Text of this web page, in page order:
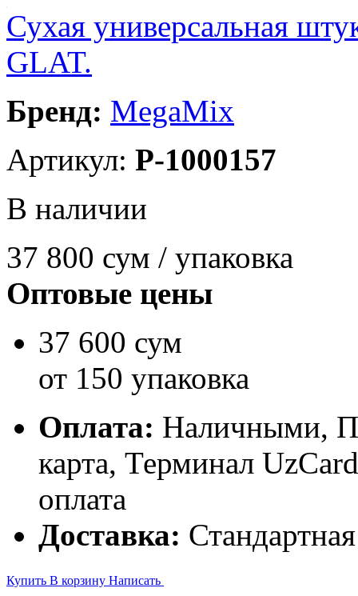
Сухая универсальная
GLAT.
Бренд: MegaMix
Артикул: P-1000157
В наличии
37 800 сум / упаковка
Оптовые цены
37 600 сум
от 150 упаковка
Оплата: Наличными,
карта, Терминал
оплата
Доставка:
Купить В корзину Написать